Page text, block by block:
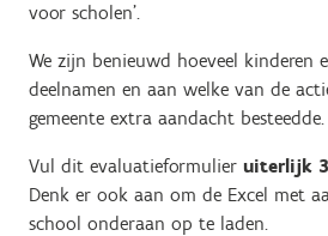
voor scholen'.
We zijn benieuwd hoeveel kinderen
deelnamen en aan welke van de
gemeente extra aandacht besteedde.
Vul dit evaluatieformulier uiterlijk
Denk er ook aan om de Excel met
school onderaan op te laden.